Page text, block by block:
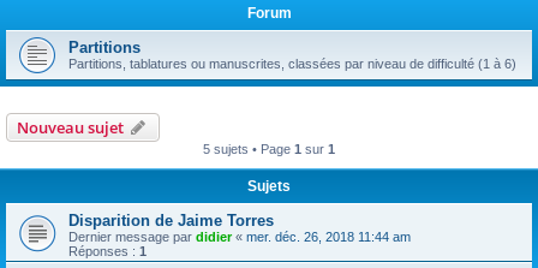
Forum
Partitions
Partitions, tablatures ou manuscrites, classées par niveau de difficulté (1 à 6)
Nouveau sujet
5 sujets • Page 1 sur 1
Sujets
Disparition de Jaime Torres
Dernier message par didier« mer. déc. 26, 2018 11:44 am
Réponses : 1